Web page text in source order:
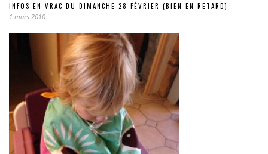
INFOS EN VRAC DU DIMANCHE 28 FÉVRIER (BIEN EN RETARD)
1 mars 2010